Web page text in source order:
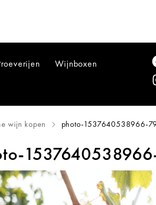
Wijnboxen
wijn kopen photo-1537640538966-